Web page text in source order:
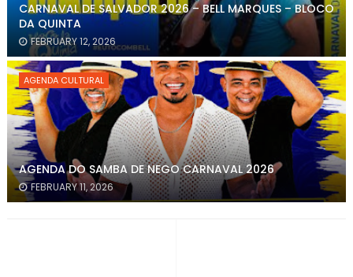
CARNAVAL DE SALVADOR 2026 – BELL MARQUES – BLOCO
DA QUINTA
FEBRUARY 12, 2026
AGENDA CULTURAL
AGENDA DO SAMBA DE NEGO CARNAVAL 2026
FEBRUARY 11, 2026